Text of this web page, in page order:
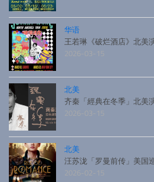
华语
王若琳《破烂酒店》北美
2026-03-15
北美
齐秦「經典在冬季」北美
2026-03-15
北美
汪苏泷「罗曼前传」美国
2026-02-15